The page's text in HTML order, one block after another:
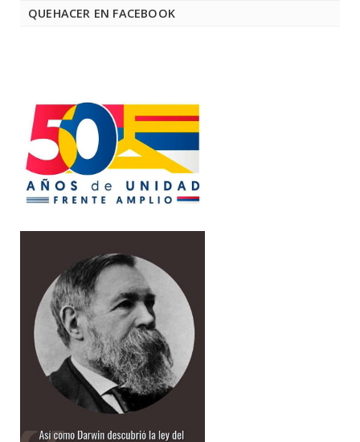
QUEHACER EN FACEBOOK